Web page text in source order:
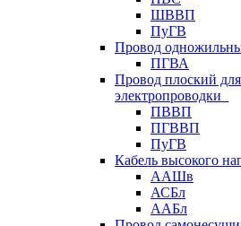
ШВВП
ПуГВ
Провод
ПГВА
Провод плоский
электропроводки
ПВВП
ПГВВП
ПуГВ
Кабель высокого
ААШв
АСБл
ААБл